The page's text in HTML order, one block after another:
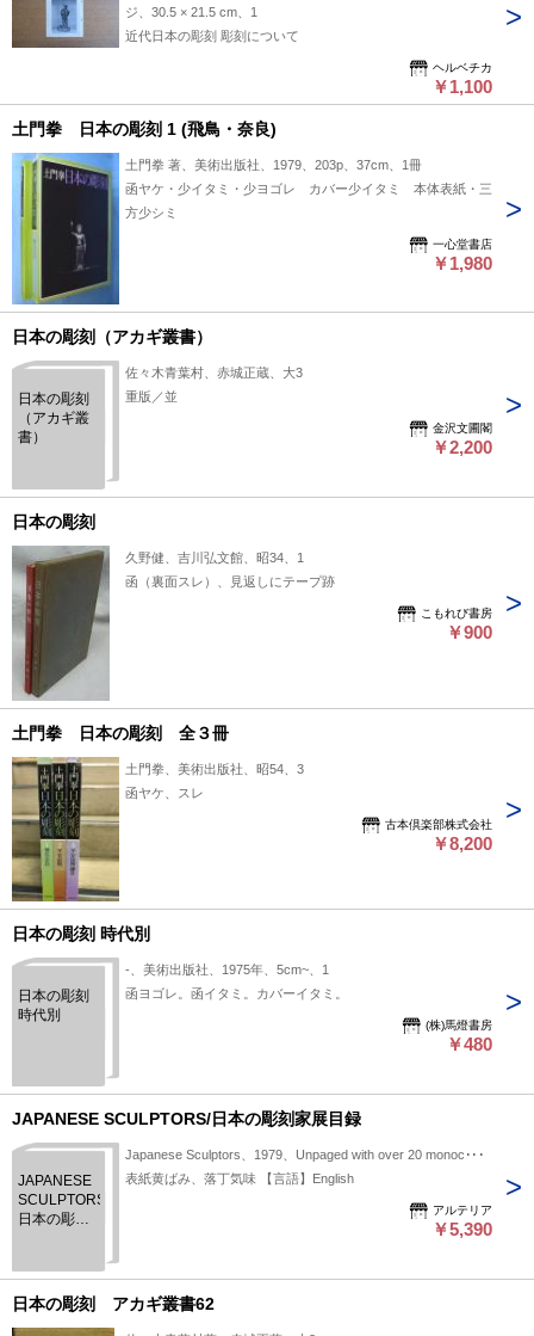
ジ、30.5 × 21.5 cm、1
近代日本の彫刻 彫刻について
ヘルベチカ
￥1,100
土門拳 日本の彫刻 1 (飛鳥・奈良)
土門拳 著、美術出版社、1979、203p、37cm、1冊
函ヤケ・少イタミ・少ヨゴレ カバー少イタミ 本体表紙・三
方少シミ
一心堂書店
￥1,980
日本の彫刻（アカギ叢書）
日本の彫刻
（アカギ叢
書）
佐々木青葉村、赤城正蔵、大3
重版／並
金沢文圃閣
￥2,200
日本の彫刻
久野健、吉川弘文館、昭34、1
函（裏面スレ）、見返しにテープ跡
こもれび書房
￥900
土門拳 日本の彫刻 全３冊
土門拳、美術出版社、昭54、3
函ヤケ、スレ
古本倶楽部株式会社
￥8,200
日本の彫刻 時代別
日本の彫刻
時代別
-、美術出版社、1975年、5cm~、1
函ヨゴレ。函イタミ。カバーイタミ。
(株)馬燈書房
￥480
JAPANESE SCULPTORS/日本の彫刻家展目録
JAPANESE
SCULPTORS/
日本の彫刻
Japanese Sculptors、1979、Unpaged with over 20 monoc･･･
表紙黄ばみ、落丁気味 【言語】English
アルテリア
￥5,390
日本の彫刻 アカギ叢書62